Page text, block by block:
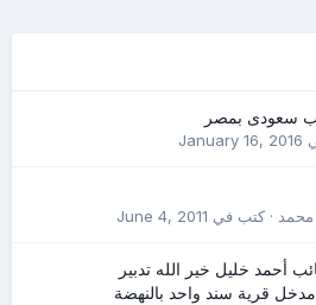
سعودى بمصر
January 16, 2016
· كتب في June 4, 2011
أحمد خليل خير الله تدبير
مدخل قرية سند واحد بالنهضة